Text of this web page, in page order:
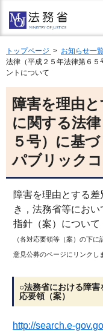
トップページ > お知らせ一
法律（平成２５年法律第６５
ントについて
障害を理由
に関する法
５号）に基
パブリック
障害を理由とする
き，法務省等にお
指針（案）について
（各対応要領等（案）の下
意見公募のページにリンクし
○法務省における障
応要領（案）
http://search.e-